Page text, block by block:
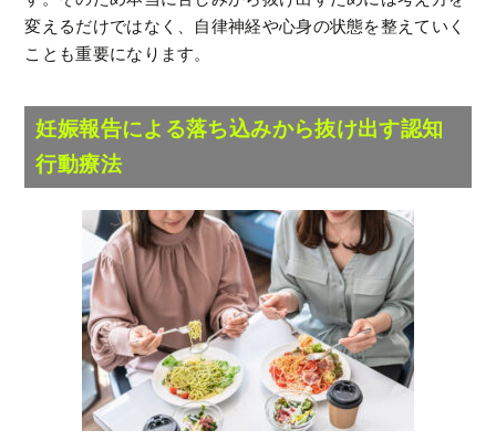
変えるだけではなく、自律神経や心身の状態を整えていく
ことも重要になります。
妊娠報告による落ち込みから抜け出す認知
行動療法